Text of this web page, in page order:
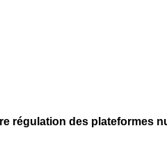
régulation des plateformes